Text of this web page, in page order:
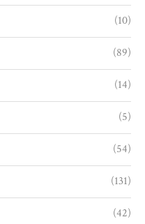
(10)
(89)
(14)
(5)
(54)
(131)
(42)